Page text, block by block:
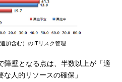
加含む）のITリスク管理
壁となる点は、半数以上が「適
人的リソースの確保」